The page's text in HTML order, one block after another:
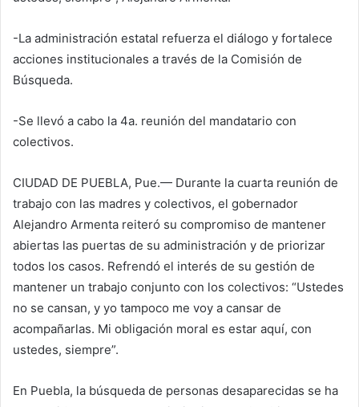
-La administración estatal refuerza el diálogo y fortalece
acciones institucionales a través de la Comisión de
Búsqueda.
-Se llevó a cabo la 4a. reunión del mandatario con
colectivos.
CIUDAD DE PUEBLA, Pue.— Durante la cuarta reunión de
trabajo con las madres y colectivos, el gobernador
Alejandro Armenta reiteró su compromiso de mantener
abiertas las puertas de su administración y de priorizar
todos los casos. Refrendó el interés de su gestión de
mantener un trabajo conjunto con los colectivos: “Ustedes
no se cansan, y yo tampoco me voy a cansar de
acompañarlas. Mi obligación moral es estar aquí, con
ustedes, siempre”.
En Puebla, la búsqueda de personas desaparecidas se ha